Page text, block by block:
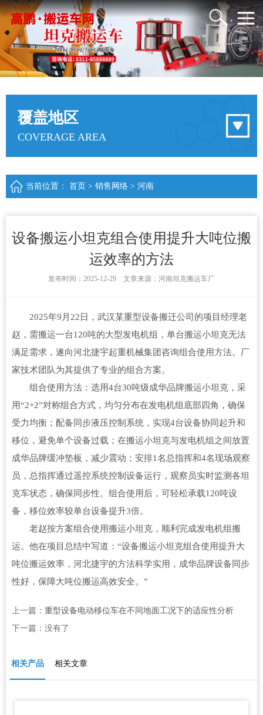
覆盖地区
COVERAGE AREA
当前位置： 首页 > 销售网络 > 河南
设备搬运小坦克组合使用提升大吨位搬
运效率的方法
发布时间：2025-12-29 文章来源：河南坦克搬运车厂
2025年9月22日，武汉某重型设备搬迁公司的项目经理老
赵，需搬运一台120吨的大型发电机组，单台搬运小坦克无法
满足需求，遂向河北捷宇起重机械集团咨询组合使用方法。厂
家技术团队为其提供了专业的组合方案。
组合使用方法：选用4台30吨级成华品牌搬运小坦克，采
用“2+2”对称组合方式，均匀分布在发电机组底部四角，确保
受力均衡；配备同步液压控制系统，实现4台设备协同起升和
移位，避免单个设备过载；在搬运小坦克与发电机组之间放置
成华品牌缓冲垫板，减少震动；安排1名总指挥和4名现场观察
员，总指挥通过遥控系统控制设备运行，观察员实时监测各坦
克车状态，确保同步性。组合使用后，可轻松承载120吨设
备，移位效率较单台设备提升3倍。
老赵按方案组合使用搬运小坦克，顺利完成发电机组搬
运。他在项目总结中写道：“设备搬运小坦克组合使用提升大
吨位搬运效率，河北捷宇的方法科学实用，成华品牌设备同步
性好，保障大吨位搬运高效安全。”
上一篇： 重型设备电动移位车在不同地面工况下的适应性分析
下一篇：没有了
相关产品 相关文章